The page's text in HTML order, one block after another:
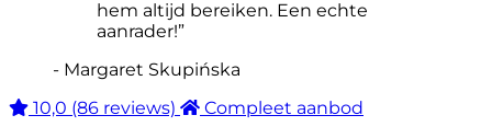
hem altijd bereiken. Een echte
aanrader!”
- Margaret Skupińska
10,0 (86 reviews) Compleet aanbod